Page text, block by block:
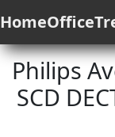
Philips
SCD